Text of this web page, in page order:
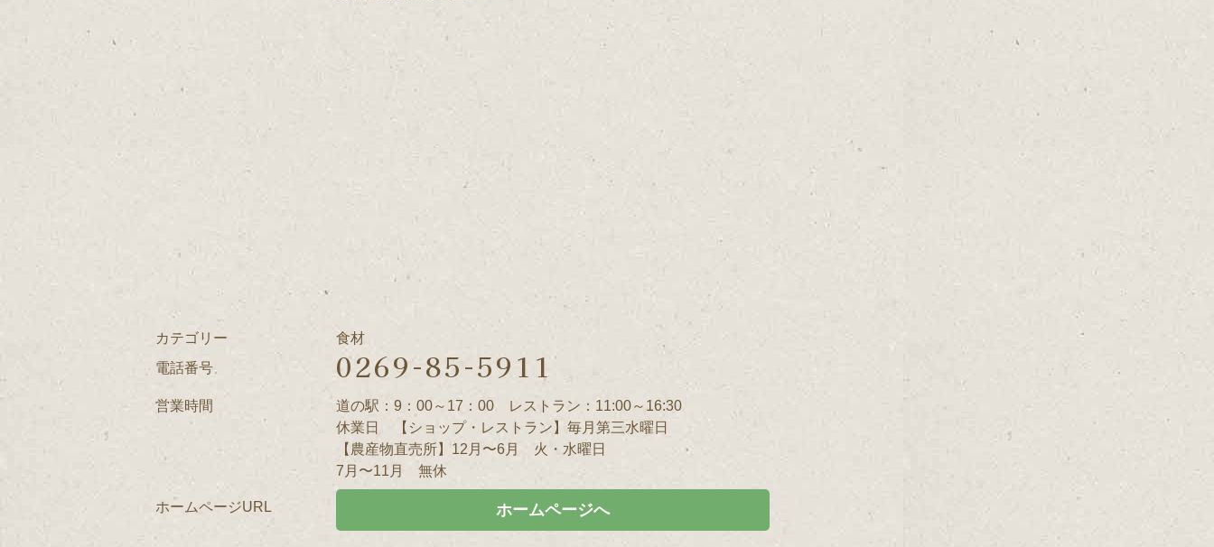
カテゴリー
食材
電話番号
0269-85-5911
営業時間
道の駅：9：00～17：00 レストラン：11:00～16:30
休業日 【ショップ・レストラン】毎月第三水曜日
【農産物直売所】12月〜6月 火・水曜日
7月〜11月 無休
ホームページURL ホームページへ